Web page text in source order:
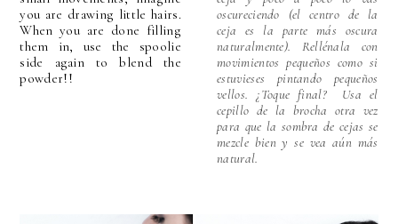
you are drawing little hairs.
When you are done filling
them in, use the spoolie
side again to blend the
powder!!
oscureciendo (el centro de la
ceja es la parte más oscura
naturalmente). Rellénala con
movimientos pequeños como si
estuvieses pintando pequeños
vellos. ¿Toque final? Usa el
cepillo de la brocha otra vez
para que la sombra de cejas se
mezcle bien y se vea aún más
natural.